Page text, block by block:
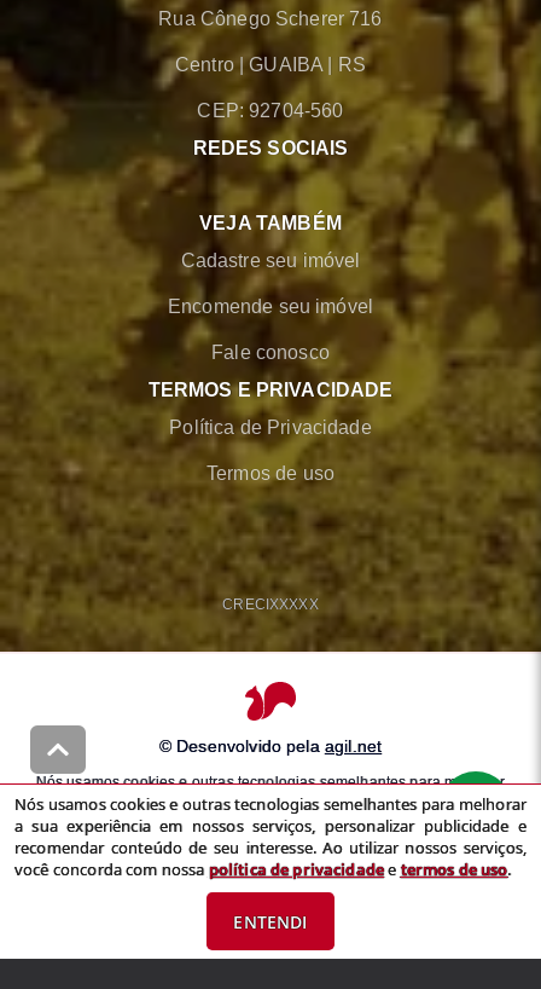
Rua Cônego Scherer 716
Centro |GUAIBA RS
CEP: 92704-560
REDES SOCIAIS
VEJA TAMBÉM
Cadastre seu imóvel
Encomende seu imóvel
Fale conosco
TERMOS E PRIVACIDADE
Política de Privacidade
Termos de uso
CRECIXXXXX
© Desenvolvido pela agil.net
Nós usamos cookies e outras tecnologias semelhantes para melhorar
a sua experiência em nossos serviços, personalizar publicidade e
recomendar conteúdo de seu interesse. Ao utilizar nossos serviços,
você concorda com nossapolítica de privacidadeetermos de uso
Nós usamos cookies e outras tecnologias semelhantes para melhorar
a sua experiência em nossos serviços, personalizar publicidade e
recomendar conteúdo de seu interesse. Ao utilizar nossos serviços,
você concorda com nossa política de privacidadeetermos de uso.
ENTENDI